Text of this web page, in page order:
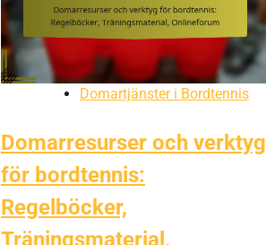
Domartjänster i Bordtennis
Domarresurser och verktyg
för bordtennis:
Regelböcker,
Träningsmaterial,